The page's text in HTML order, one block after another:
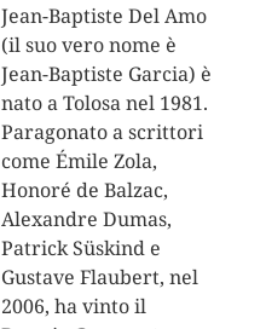
Jean-Baptiste Del Amo
(il suo vero nome è
Jean-Baptiste Garcia) è
nato a Tolosa nel 1981.
Paragonato a scrittori
come Émile Zola,
Honoré de Balzac,
Alexandre Dumas,
Patrick Süskind e
Gustave Flaubert, nel
2006, ha vinto il